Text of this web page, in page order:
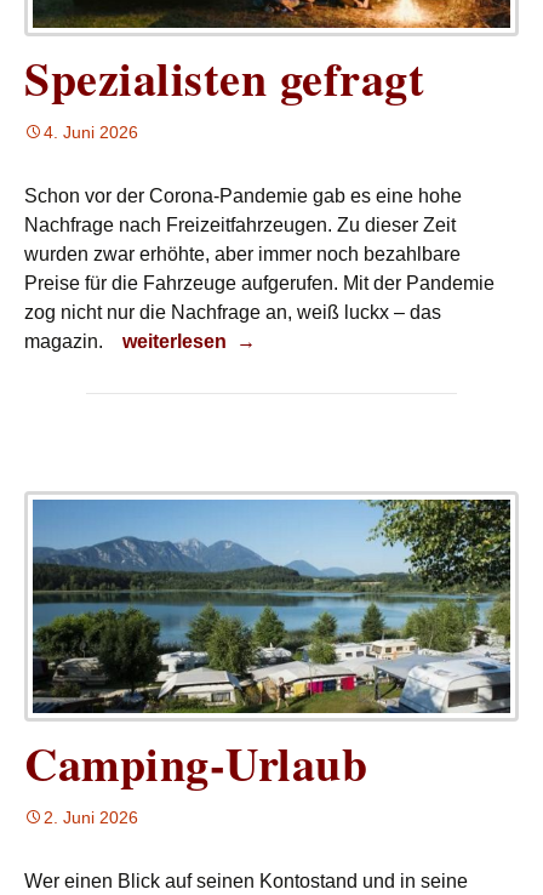
Spezialisten gefragt
4. Juni 2026
Schon vor der Corona-Pandemie gab es eine hohe
Nachfrage nach Freizeitfahrzeugen. Zu dieser Zeit
wurden zwar erhöhte, aber immer noch bezahlbare
Preise für die Fahrzeuge aufgerufen. Mit der Pandemie
zog nicht nur die Nachfrage an, weiß luckx – das
magazin.
Spezialisten gefragt
weiterlesen →
Camping-Urlaub
2. Juni 2026
Wer einen Blick auf seinen Kontostand und in seine